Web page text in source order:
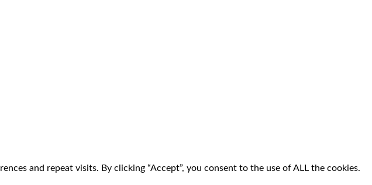
and repeat visits. By clicking “Accept”, you consent to the use of ALL the cookies.